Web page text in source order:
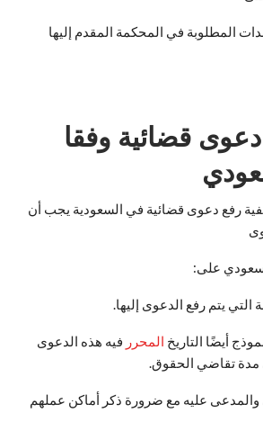
المطلوبة في المحكمة المقدم إليها
قضائية وفقا
رفع دعوى قضائية في السعودية يجب أن
على:
يتم رفع الدعوى إليها.
أيضًا التاريخ المحرر فيه هذه الدعوى
مدة تقاضي الحقوق.
عليه مع ضرورة ذكر أماكن عملهم